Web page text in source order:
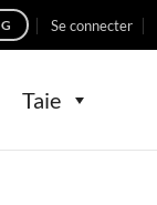
Se connecter
Taie